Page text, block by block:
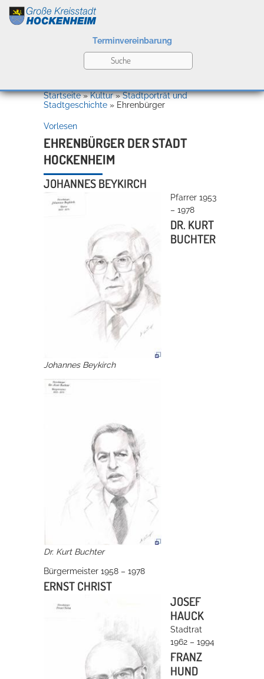
Kultur
Bildung
Rathaus
Service
Terminvereinbarung
Willkommen in Hockenheim
Spaß unter prickelnden Wasserfällen, das rauschende Meer im
Sprudelliege im Solebecken?
Startseite»Kultur»Stadtporträt und
Stadtgeschichte » Ehrenbürger
Vorlesen
EHRENBÜRGER DER STADT
HOCKENHEIM
JOHANNES BEYKIRCH
Johannes Beykirch
Pfarrer 1953
– 1978
DR. KURT
BUCHTER
Dr. Kurt Buchter
Bürgermeister 1958 – 1978
ERNST CHRIST
JOSEF
HAUCK
Stadtrat
1962 – 1994
FRANZ
HUND